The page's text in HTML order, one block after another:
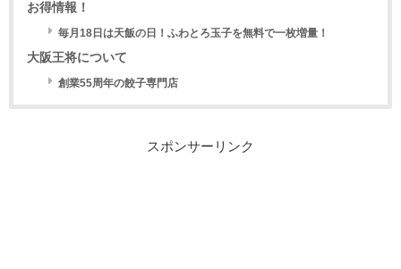
お得情報！
毎月18日は天飯の日！ふわとろ玉子を無料で一枚増量！
大阪王将について
創業55周年の餃子専門店
スポンサーリンク